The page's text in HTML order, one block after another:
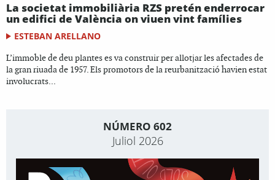
La societat immobiliària RZS pretén enderrocar
un edifici de València on viuen vint famílies
ESTEBAN ARELLANO
L’immoble de deu plantes es va construir per allotjar les afectades de
la gran riuada de 1957. Els promotors de la reurbanització havien estat
involucrats...
NÚMERO 602
Juliol 2026